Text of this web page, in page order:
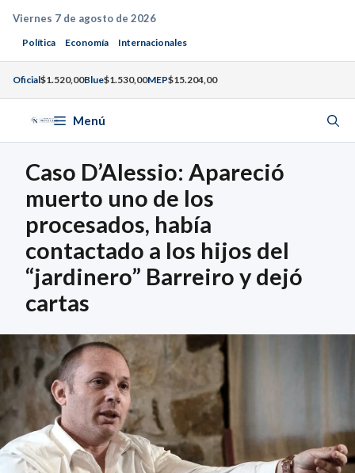
Saltar
contenido
Viernes 7 de agosto de 2026
Política Economía Internacionales
Oficial$1.520,00Blue$1.530,00MEP$15.204,00
Menú
Caso D’Alessio: Apareció
muerto uno de los
procesados, había
contactado a los hijos del
“jardinero” Barreiro y dejó
cartas